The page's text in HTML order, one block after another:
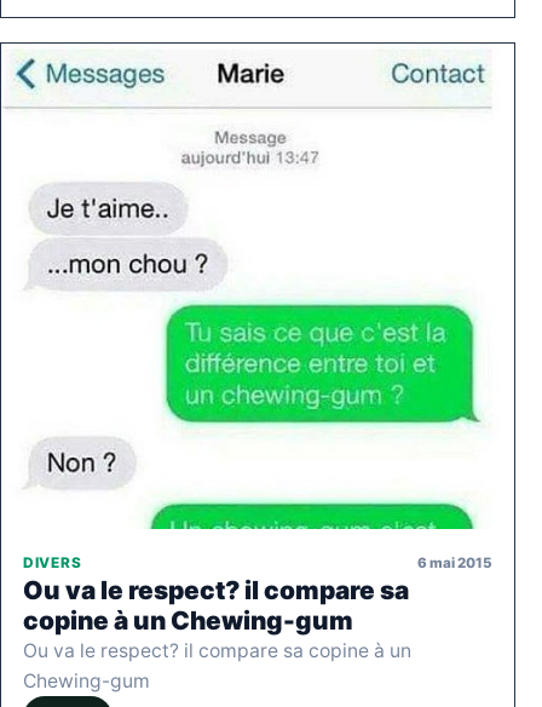
DIVERS 6 mai 2015
Ou va le respect? il compare sa
copine à un Chewing-gum
Ou va le respect? il compare sa copine à un
Chewing-gum